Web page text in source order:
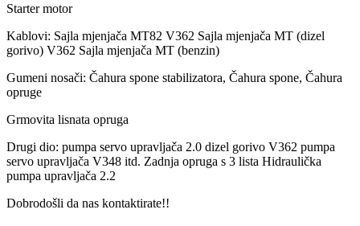
Starter motor
Kablovi: Sajla mjenjača MT82 V362 Sajla mjenjača MT (dizel
gorivo) V362 Sajla mjenjača MT (benzin)
Gumeni nosači: Čahura spone stabilizatora, Čahura spone, Čahura
opruge
Grmovita lisnata opruga
Drugi dio: pumpa servo upravljača 2.0 dizel gorivo V362 pumpa
servo upravljača V348 itd. Zadnja opruga s 3 lista Hidraulička
pumpa upravljača 2.2
Dobrodošli da nas kontaktirate!!